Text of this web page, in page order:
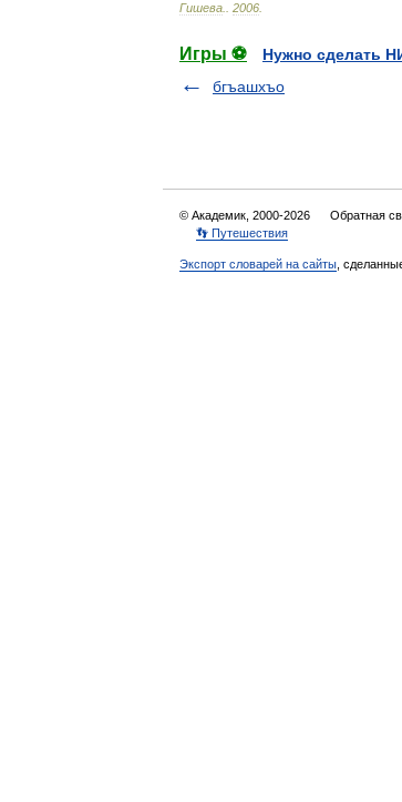
Гишева
2006
Игры ⚽
Нужно сделать
бгъашхъо
© Академик, 2000-2026 Обратная
👣 Путешествия
Экспорт словарей на сайты ,